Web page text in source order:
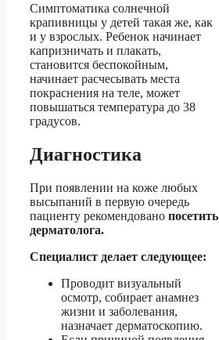
Симптоматика солнечной
крапивницы у детей такая же, как
и у взрослых. Ребенок начинает
капризничать и плакать,
становится беспокойным,
начинает расчесывать места
покраснения на теле, может
повышаться температура до 38
градусов.
Диагностика
При появлении на коже любых
высыпаний в первую очередь
пациенту рекомендовано посетить
дерматолога.
Специалист делает следующее:
Проводит визуальный
осмотр, собирает анамнез
жизни и заболевания,
назначает дерматоскопию.